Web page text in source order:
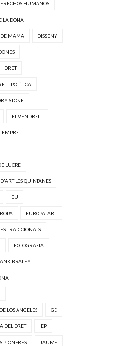
HUMANOS
LA DONA
DE MAMA DISSENY
DRET
I POLÍTICA
STONE
EL VENDRELL
EMPRE
LUCRE
D'ART LES QUINTANES
EU
EUROPA. ART.
TRADICIONALS
FOTOGRAFIA
BRALEY
LOS ÁNGELES GE
DEL DRET IEP
PIONERES JAUME